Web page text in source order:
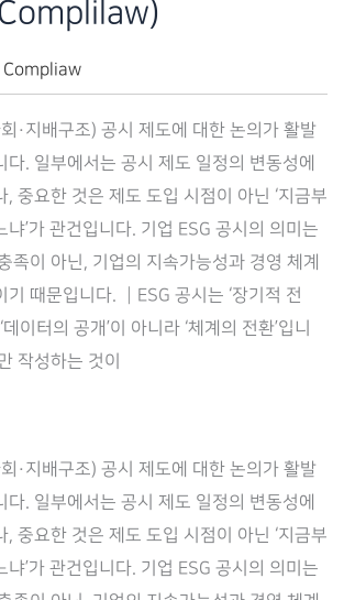
Compliaw
·지배구조) 공시 제도에 대한 논의가 활발
다. 일부에서는 공시 제도 일정의 변동성에
, 중요한 것은 제도 도입 시점이 아닌 ‘지금부
냐’가 관건입니다. 기업 ESG 공시의 의미는
족이 아닌, 기업의 지속가능성과 경영 체계
기 때문입니다. ┃ESG 공시는 ‘장기적 전
이터의 공개’이 아니라 ‘체계의 전환’입니
작성하는 것이
·지배구조) 공시 제도에 대한 논의가 활발
다. 일부에서는 공시 제도 일정의 변동성에
, 중요한 것은 제도 도입 시점이 아닌 ‘지금부
냐’가 관건입니다. 기업 ESG 공시의 의미는